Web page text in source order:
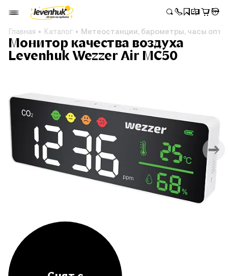
Главная Каталог Метеостанции, барометры, часы
Монитор качества воздуха
Levenhuk Wezzer Air MC50